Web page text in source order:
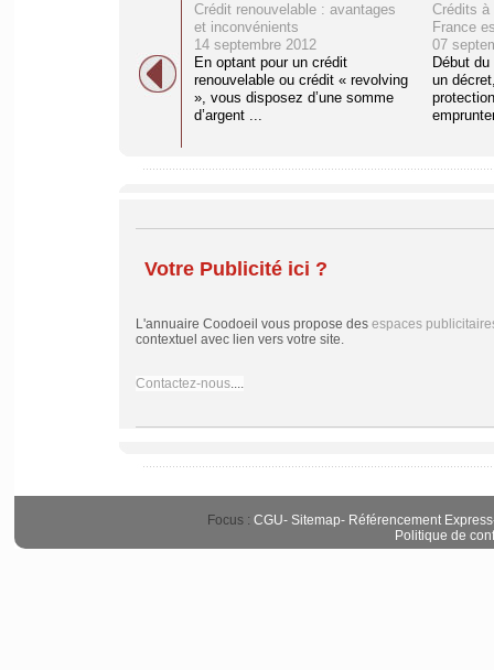
Crédit renouvelable : avantages
et inconvénients
14 septembre 2012
En optant pour un crédit
renouvelable ou crédit « revolving
», vous disposez d’une somme
d’argent ...
Crédits à
France
07
Début
un
Votre Publicité ici ?
L'annuaire Coodoeil vous propose des espaces
contextuel avec lien vers votre site.
Contactez-nous....
Focus : CGU- Sitemap- Référencement Express
Politique de